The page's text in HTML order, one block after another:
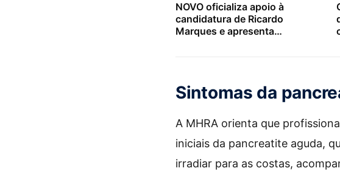
NOVO oficializa apoio à
candidatura de Ricardo
Marques e apresenta
Sintomas da
A MHRA orienta que
iniciais da pancreatite aguda,
irradiar para as costas,